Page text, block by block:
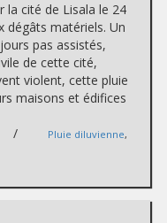
la cité de Lisala le 24
dégâts matériels. Un
pas assistés,
de cette cité,
violent, cette pluie
maisons et édifices
/ Pluie diluvienne,